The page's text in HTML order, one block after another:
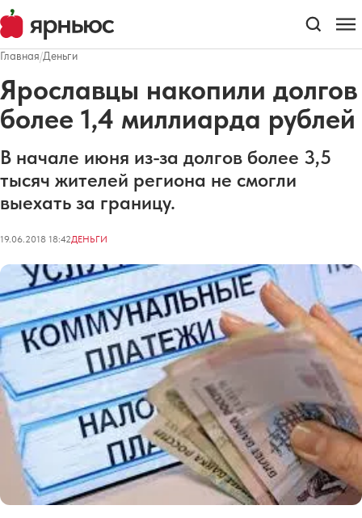
Главная/Деньги
Ярославцы накопили долгов
более 1,4 миллиарда рублей
В начале июня из-за долгов более 3,5
тысяч жителей региона не смогли
выехать за границу.
19.06.2018 18:42ДЕНЬГИ